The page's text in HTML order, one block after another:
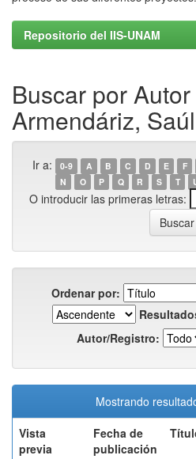
Repositorio del IIS-UNAM
Buscar por
Armendáriz, Saúl
Ir a: 0-9 A B C D E F
N
O P Q R S T
O introducir las primeras letras:
Ordenar por:
Autor/Registro:
Mostrando
Vista
previa
Fecha de
publicación